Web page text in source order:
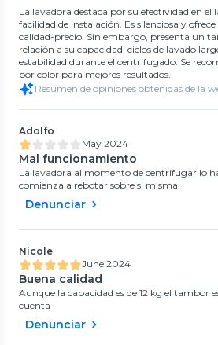
La lavadora destaca por su efectividad en el
facilidad de instalación. Es silenciosa y
calidad-precio. Sin embargo, presenta un
relación a su capacidad, ciclos de lavado
estabilidad durante el centrifugado. Se
por color para mejores resultados.
Resumen de opiniones obtenidas de la
Adolfo
May 2024
Mal funcionamiento
La lavadora al momento de centrifugar lo
comienza a rebotar sobre si misma.
Denunciar
Nicole
June 2024
Buena calidad
Aunque la capacidad es de 12 kg el tambor
cuenta
Denunciar